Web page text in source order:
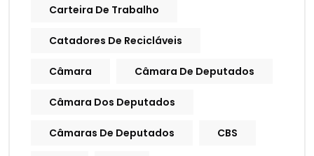
Carteira De Trabalho
Catadores De Recicláveis
Câmara Câmara De Deputados
Câmara Dos Deputados
Câmaras De Deputados CBS